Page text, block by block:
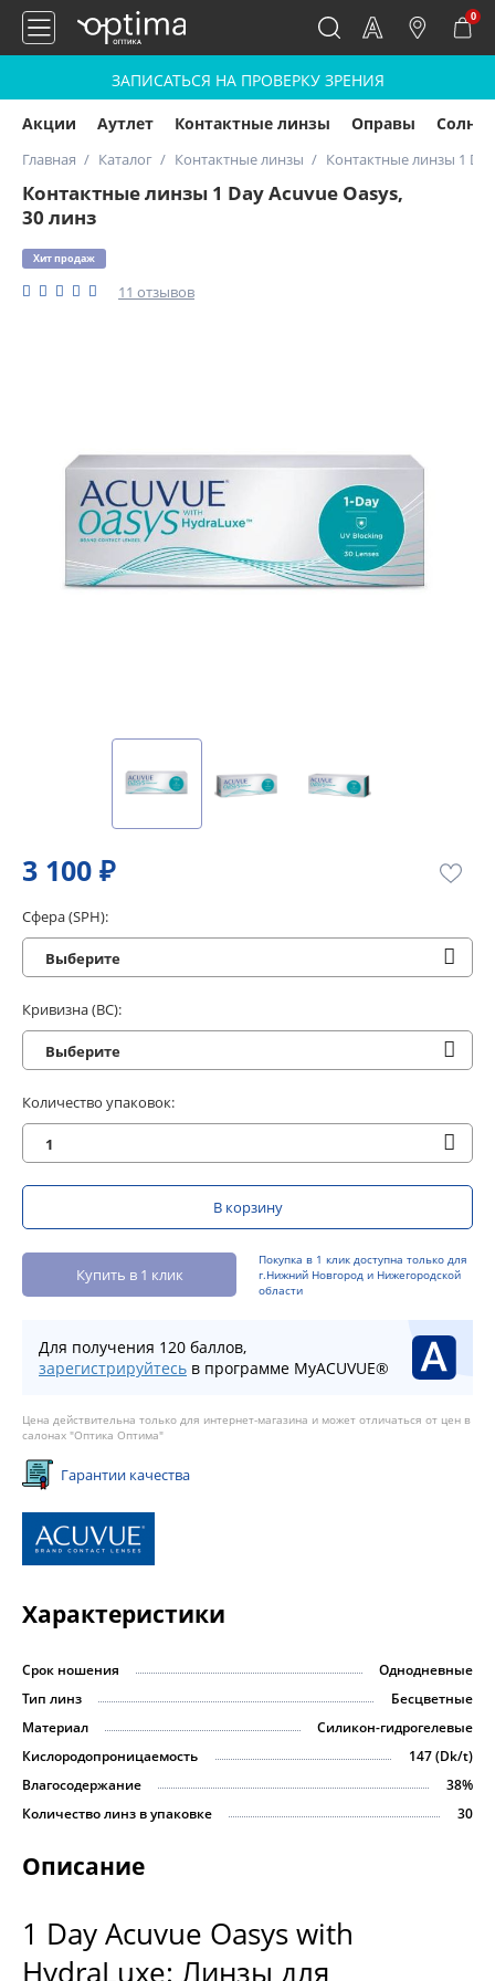
0
ЗАПИСАТЬСЯ НА ПРОВЕРКУ ЗРЕНИЯ
Акции Аутлет Контактные линзы Оправы
Главная Каталог Контактные линзы Контактные линзы 1
Контактные линзы 1 Day Acuvue Oasys,
30 линз
Хит продаж
11 отзывов
3 100 ₽
Сфера (SPH):
Выберите
Кривизна (BC):
Выберите
Количество упаковок:
1
В корзину
Купить в 1 клик
Покупка в 1 клик доступна только для
г.Нижний Новгород и Нижегородской
области
Для получения 120 баллов,
зарегистрируйтесь в программе MyACUVUE®
Цена действительна только для интернет-магазина и может отличаться от цен в
салонах "Оптика Оптима"
Гарантии качества
Описание
1 Day Acuvue Oasys with
HydraLuxe: Линзы для
Характеристики
Срок ношения
Однодневные
Тип линз
Бесцветные
Материал
Силикон-гидрогелевые
Кислородопроницаемость
147 (Dk/t)
Влагосодержание
38%
Количество линз в упаковке
30